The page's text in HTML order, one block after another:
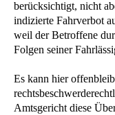
berücksichtigt, nicht
indizierte Fahrverbot
weil der Betroffene
Folgen seiner
Es kann hier
Amtsgericht diese